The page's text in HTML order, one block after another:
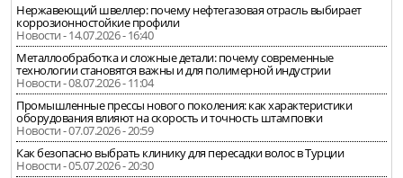
Нержавеющий швеллер: почему нефтегазовая отрасль выбирает
коррозионностойкие профили
Новости - 14.07.2026 - 16:40
Металлообработка и сложные детали: почему современные
технологии становятся важны и для полимерной индустрии
Новости - 08.07.2026 - 11:04
Промышленные прессы нового поколения: как характеристики
оборудования влияют на скорость и точность штамповки
Новости - 07.07.2026 - 20:59
Как безопасно выбрать клинику для пересадки волос в Турции
Новости - 05.07.2026 - 20:30